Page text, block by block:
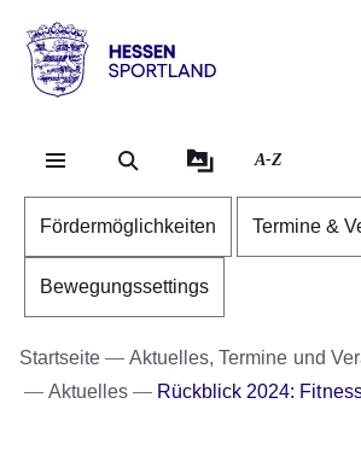
Hessen
Sportland
A-Z
Fördermöglichkeiten Termine &
Bewegungssettings
Startseite
Aktuelles, Termine und
Aktuelles
Rückblick 2024: